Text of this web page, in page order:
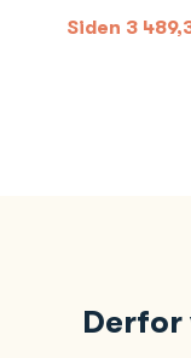
Siden 3